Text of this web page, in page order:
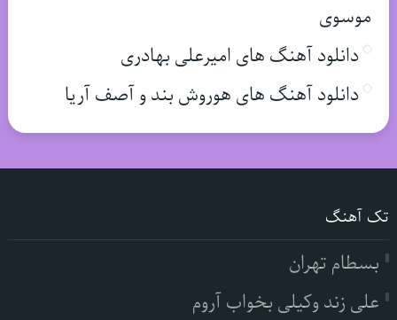
موسوی
دانلود آهنگ های امیرعلی بهادری
دانلود آهنگ های هوروش بند و آصف آریا
تک آهنگ
بسطام تهران
علی زند وکیلی بخواب آروم